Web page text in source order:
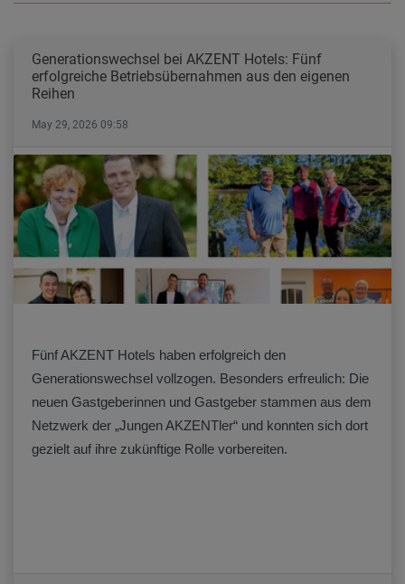
Generationswechsel bei AKZENT Hotels: Fünf
erfolgreiche Betriebsübernahmen aus den eigenen
Reihen
May 29, 2026 09:58
Fünf AKZENT Hotels haben erfolgreich den
Generationswechsel vollzogen. Besonders erfreulich: Die
neuen Gastgeberinnen und Gastgeber stammen aus dem
Netzwerk der „Jungen AKZENTler“ und konnten sich dort
gezielt auf ihre zukünftige Rolle vorbereiten.